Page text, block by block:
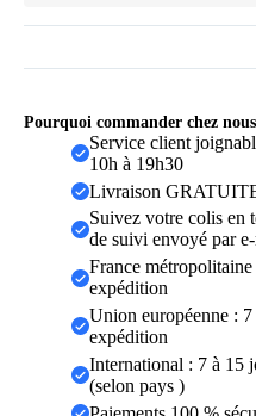
Pourquoi commander chez
Service client
10h à 19h30
Livraison
Suivez votre colis en
de suivi envoyé par
France
expédition
Union européenne :
expédition
International : 7 à 15
(selon pays )